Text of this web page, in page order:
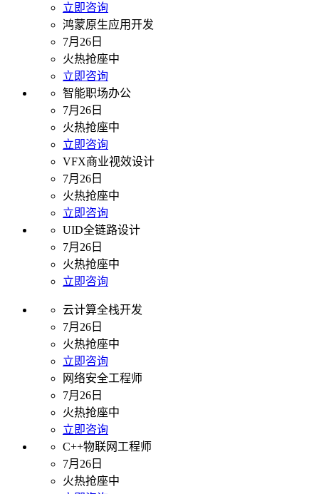
立即咨询
鸿蒙原生应用开发
7月26日
火热抢座中
立即咨询
智能职场办公
7月26日
火热抢座中
立即咨询
VFX商业视效设计
7月26日
火热抢座中
立即咨询
UID全链路设计
7月26日
火热抢座中
立即咨询
云计算全栈开发
7月26日
火热抢座中
立即咨询
网络安全工程师
7月26日
火热抢座中
立即咨询
C++物联网工程师
7月26日
火热抢座中